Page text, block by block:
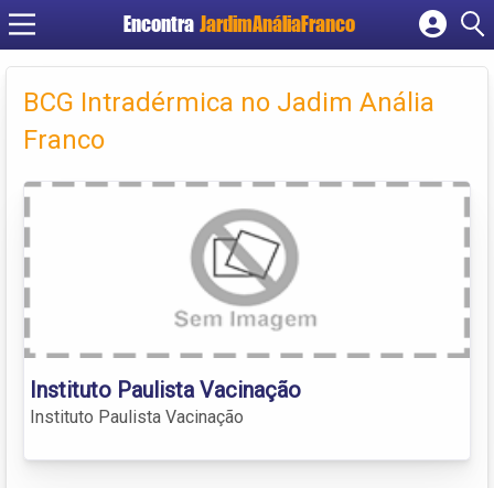
Encontra JardimAnáliaFranco
Cadastrar empresa
Criar conta
BCG Intradérmica no Jadim Anália
Franco
Instituto Paulista Vacinação
Instituto Paulista Vacinação